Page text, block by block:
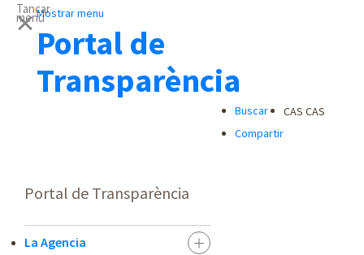
Mostrar menu
Portal de
Transparència
CAS CAS
Buscar
Compartir
Tancar
menu
Portal de Transparència
La Agencia